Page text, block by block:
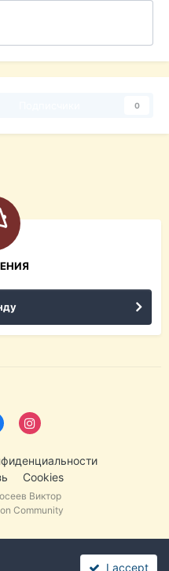
0
Cookies
Виктор
Community
I accept